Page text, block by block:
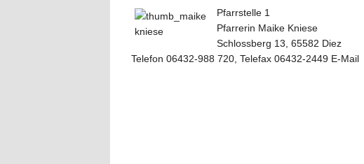
Pfarrstelle 1
Pfarrerin Maike Kniese
Schlossberg 13, 65582 Diez
Telefon 06432-988 720, Telefax 06432-2449 E-Mail